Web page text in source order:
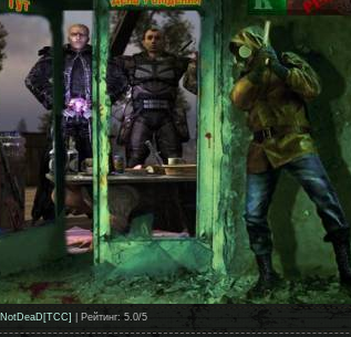
NotDeaD[TCC] Рейтинг: 5.0/5